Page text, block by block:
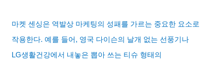
마켓 센싱은 역발상 마케팅의 성패를 가르는 중요한 요소로
작용한다.예를 들어 , 영국 다이슨의 날개 없는 선풍기나
LG생활건강에서 내놓은 뽑아 쓰는 티슈 형태의